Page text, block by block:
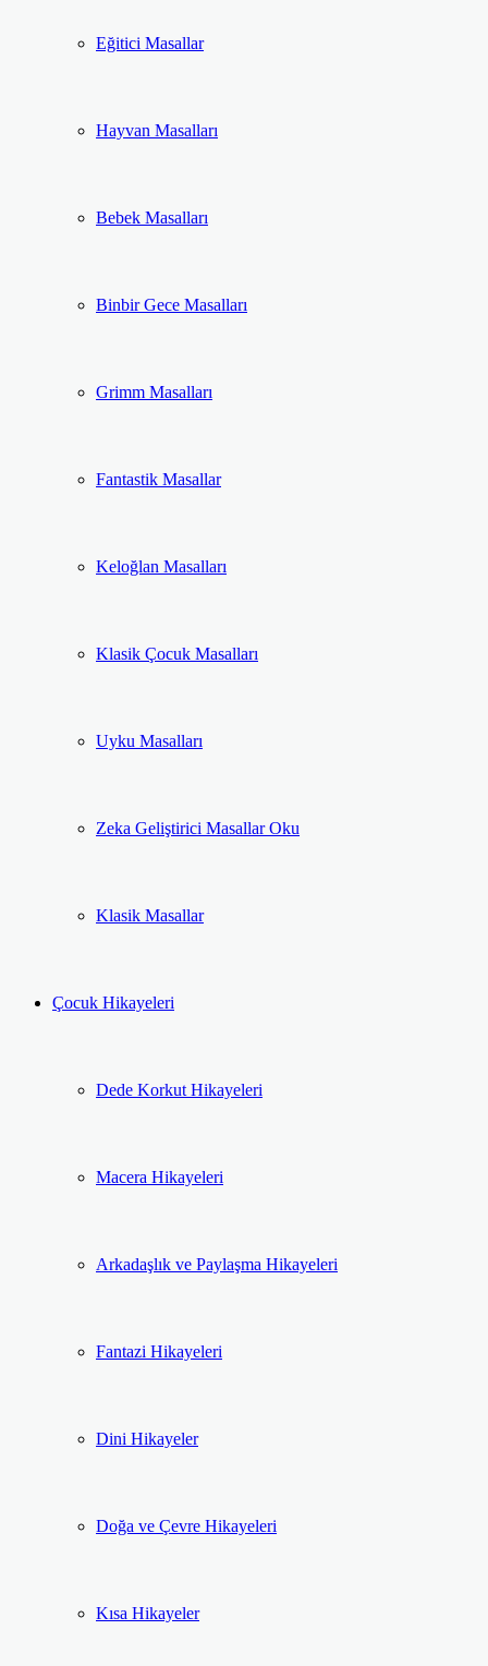
Eğitici Masallar
Hayvan Masalları
Bebek Masalları
Binbir Gece Masalları
Grimm Masalları
Fantastik Masallar
Keloğlan Masalları
Klasik Çocuk Masalları
Uyku Masalları
Zeka Geliştirici Masallar Oku
Klasik Masallar
Çocuk Hikayeleri
Dede Korkut Hikayeleri
Macera Hikayeleri
Arkadaşlık ve Paylaşma Hikayeleri
Fantazi Hikayeleri
Dini Hikayeler
Doğa ve Çevre Hikayeleri
Kısa Hikayeler